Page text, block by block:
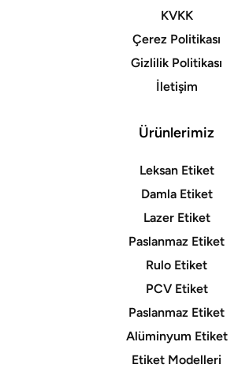
KVKK
Çerez Politikası
Gizlilik Politikası
İletişim
Ürünlerimiz
Leksan Etiket
Damla Etiket
Lazer Etiket
Paslanmaz Etiket
Rulo Etiket
PCV Etiket
Paslanmaz Etiket
Alüminyum Etiket
Etiket Modelleri